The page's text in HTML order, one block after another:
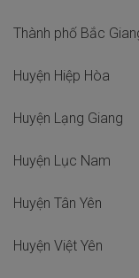
Thành phố Bắc
Huyện Hiệp Hòa
Huyện Lạng Giang
Huyện Lục Nam
Huyện Tân Yên
Huyện Việt Yên